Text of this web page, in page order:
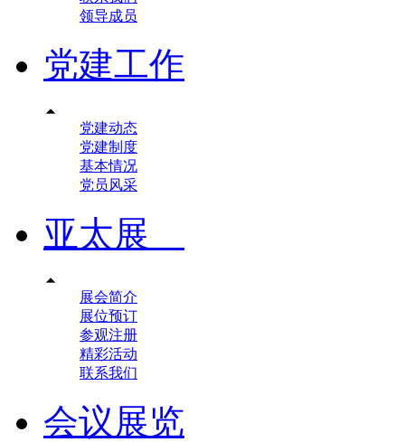
领导成员
党建工作

党建动态
党建制度
基本情况
党员风采
亚太展

展会简介
展位预订
参观注册
精彩活动
联系我们
会议展览